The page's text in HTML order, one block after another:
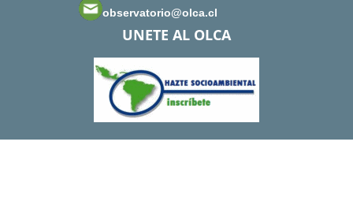
observatorio@olca.cl
UNETE AL OLCA